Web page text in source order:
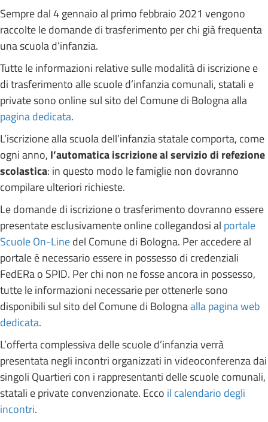
Sempre dal 4 gennaio al primo febbraio 2021 vengono
raccolte le domande di trasferimento per chi già frequenta
una scuola d’infanzia.
Tutte le informazioni relative sulle modalità di iscrizione e
di trasferimento alle scuole d’infanzia comunali, statali e
private sono online sul sito del Comune di Bologna alla
pagina dedicata.
L’iscrizione alla scuola dell’infanzia statale comporta, come
ogni anno, l’automatica iscrizione al servizio di refezione
scolastica: in questo modo le famiglie non dovranno
compilare ulteriori richieste.
Le domande di iscrizione o trasferimento dovranno essere
presentate esclusivamente online collegandosi al portale
Scuole On-Linedel Comune di Bologna. Per accedere al
portale è necessario essere in possesso di credenziali
FedERa o SPID. Per chi non ne fosse ancora in possesso,
tutte le informazioni necessarie per ottenerle sono
disponibili sul sito del Comune di Bolognaalla pagina web
dedicata.
L’offerta complessiva delle scuole d’infanzia verrà
presentata negli incontri organizzati in videoconferenza dai
singoli Quartieri con i rappresentanti delle scuole comunali,
statali e private convenzionate. Ecco il calendario degli
incontri.